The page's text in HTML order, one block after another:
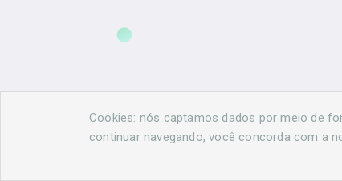
© 2026 Maringá Histórica. Todos os direitos reservados.
Cookies: nós captamos dados por meio de
continuar navegando, você concorda com a